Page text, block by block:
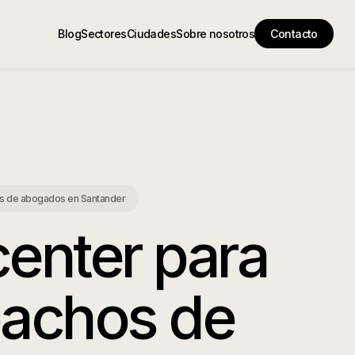
BlogSectoresCiudadesSobre nosotros Contacto
de abogados en Santander
para
de